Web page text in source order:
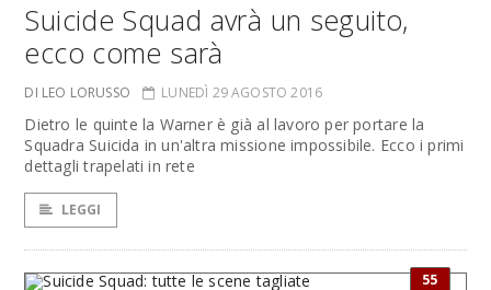
Suicide Squad avrà un seguito,
ecco come sarà
DI LEO LORUSSO LUNEDÌ 29 AGOSTO 2016
Dietro le quinte la Warner è già al lavoro per portare la
Squadra Suicida in un'altra missione impossibile. Ecco i primi
dettagli trapelati in rete
LEGGI
55